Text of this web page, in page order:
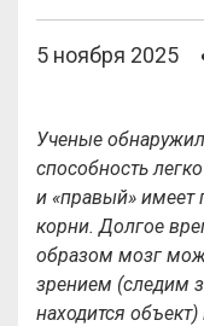
5 ноября 2025
Ученые
способность
и «правый» имеет
корни.Долгое
образом мозг
зрением (следим
находится